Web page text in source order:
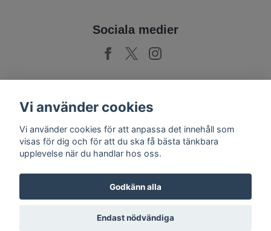
Sociala medier
Prenumerera
Vi använder cookies
Vi använder cookies för att anpassa det innehåll som
visas för dig och för att du ska få bästa tänkbara
upplevelse när du handlar hos oss.
Godkänn alla
Endast nödvändiga